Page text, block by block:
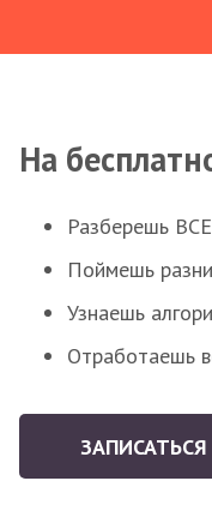
На
Разберешь
Поймешь
Узнаешь
Отработаешь
ЗАПИСАТЬСЯ